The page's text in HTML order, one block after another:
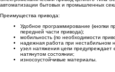
автоматизации бытовых и промышленных
Преимущества привода:
Удобное программирование (кнопки
передней части привода);
мобильность (по необходимости
надежная работа при нестабильном
узел натяжения цепи предупреждает
натянутом состоянии;
износоустойчивые материалы.